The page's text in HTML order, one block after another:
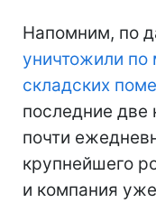
Напомним, по
уничтожили по
складских
последние
почти
крупнейшего
и компания